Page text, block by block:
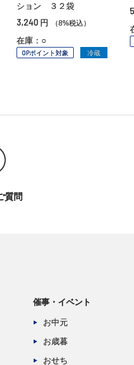
ション ３２袋
3,240 円 （8%税込）
在庫：○
OPポイント対象 冷蔵
質問
催事・イベント
お中元
お歳暮
おせち